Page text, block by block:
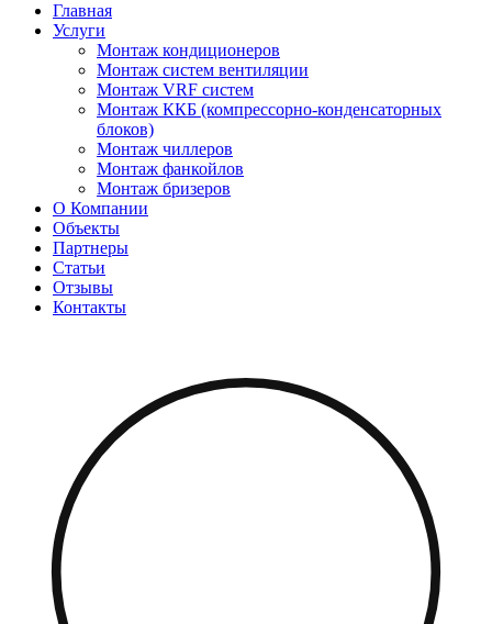
Главная
Услуги
Монтаж кондиционеров
Монтаж cистем вентиляции
Монтаж VRF систем
Монтаж ККБ (компрессорно-конденсаторных
блоков)
Монтаж чиллеров
Монтаж фанкойлов
Монтаж бризеров
О Компании
Объекты
Партнеры
Статьи
Отзывы
Контакты